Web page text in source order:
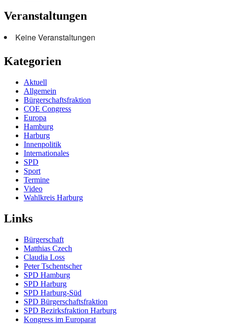
Veranstaltungen
Keine Veranstaltungen
Kategorien
Aktuell
Allgemein
Bürgerschaftsfraktion
COE Congress
Europa
Hamburg
Harburg
Innenpolitik
Internationales
SPD
Sport
Termine
Video
Wahlkreis Harburg
Links
Bürgerschaft
Matthias Czech
Claudia Loss
Peter Tschentscher
SPD Hamburg
SPD Harburg
SPD Harburg-Süd
SPD Bürgerschaftsfraktion
SPD Bezirksfraktion Harburg
Kongress im Europarat